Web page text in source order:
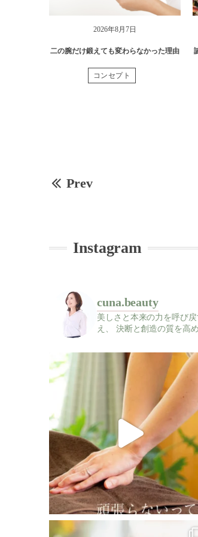
2026年8月7日
二の腕だけ鍛えても変わらなかった理由
コンセプト
Prev
Instagram
cuna.beauty
美しさと本来の力を呼び戻
え、
決断と創造の質を高め